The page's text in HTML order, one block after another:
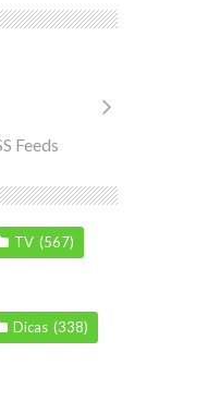
Feeds
TV (567)
Dicas (338)